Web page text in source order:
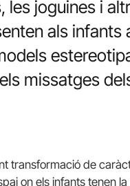
les joguines i
als infants
missatges
transformació de
on els infants tenen